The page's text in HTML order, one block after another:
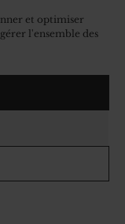
et optimiser
l'ensemble des
autour de
en
down
is the